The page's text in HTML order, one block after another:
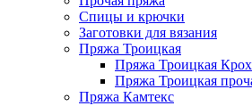
Спицы и крючки
Заготовки для вязания
Пряжа Троицкая
Пряжа Троицкая
Пряжа Троицкая
Пряжа Камтекс